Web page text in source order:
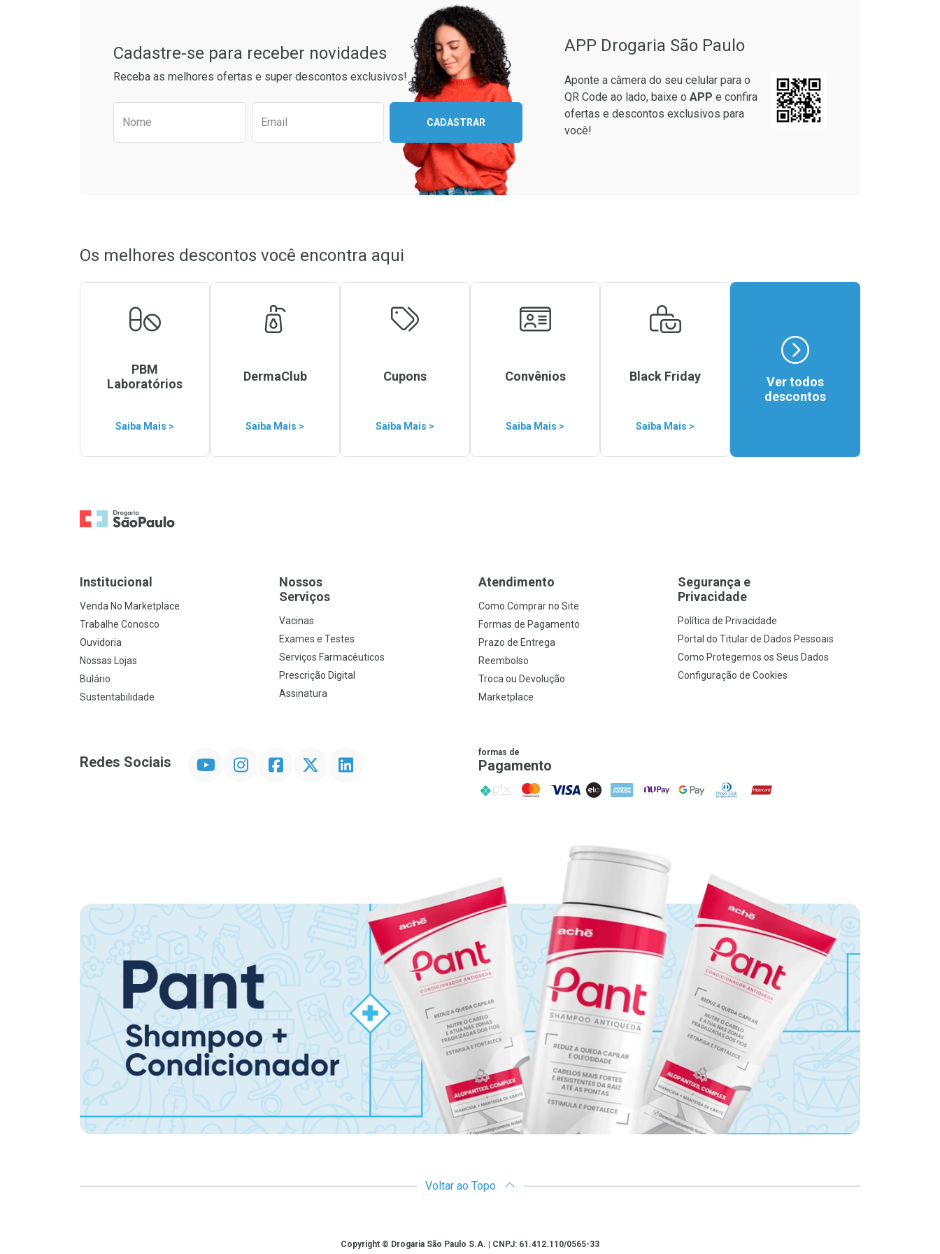
Ativar Desconto
Cadastre-se para receber novidades
Receba as melhores ofertas e super descontos exclusivos!
Preencha o formulário abaixo para receber as melhores ofertas:
Nome Email CADASTRAR
APP Drogaria São Paulo
Aponte a câmera do seu celular para o
QR Code ao lado, baixe o APP e confira
ofertas e descontos exclusivos para
você!
Os melhores descontos você encontra aqui
PBM
Laboratórios
Saiba Mais >
DermaClub
Saiba Mais >
Cupons
Saiba Mais >
Convênios
Saiba Mais >
Black Friday
Saiba Mais >
Ver todos
descontos
Ir para a Home
Institucional
Venda No Marketplace
Trabalhe Conosco
Ouvidoria
Nossas Lojas
Bulário
Sustentabilidade
Nossos
Serviços
Vacinas
Exames e Testes
Serviços Farmacêuticos
Prescrição Digital
Assinatura
Atendimento
Como Comprar no Site
Formas de Pagamento
Prazo de Entrega
Reembolso
Troca ou Devolução
Marketplace
Segurança e
Privacidade
Política de Privacidade
Portal do Titular de Dados Pessoais
Como Protegemos os Seus Dados
Configuração de Cookies
Redes Sociais InstagramFacebookTwitter Linkedin formas de
Pagamento
PIX MasterCard
VISA ELO AMEX NuPay Google PayDiners ClubHipercard
Voltar ao Topo
Copyright © Drogaria São Paulo S.A. | CNPJ: 61.412.110/0565-33